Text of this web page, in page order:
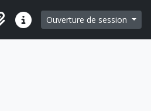
in browse page
Liens rapidesOuverture de session